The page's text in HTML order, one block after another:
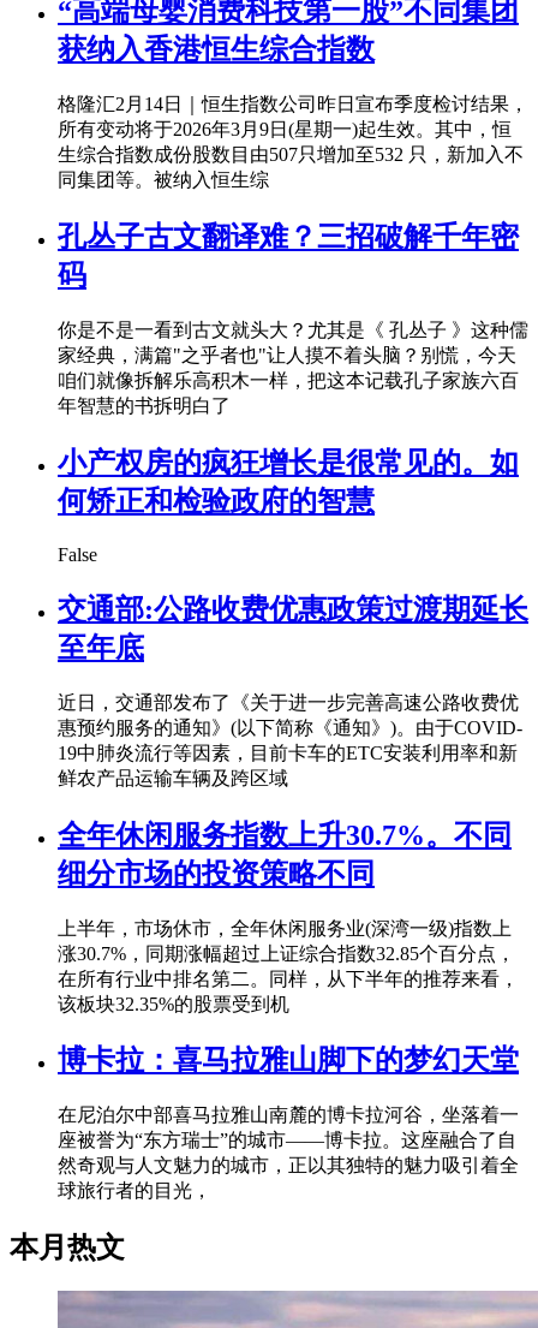
“高端母婴消费科技第一股”不同集团
获纳入香港恒生综合指数
格隆汇2月14日｜恒生指数公司昨日宣布季度检讨结果，
所有变动将于2026年3月9日(星期一)起生效。其中，恒
生综合指数成份股数目由507只增加至532 只，新加入不
同集团等。被纳入恒生综
孔丛子古文翻译难？三招破解千年密
码
你是不是一看到古文就头大？尤其是《 孔丛子 》这种儒
家经典，满篇"之乎者也"让人摸不着头脑？别慌，今天
咱们就像拆解乐高积木一样，把这本记载孔子家族六百
年智慧的书拆明白了
小产权房的疯狂增长是很常见的。如
何矫正和检验政府的智慧
False
交通部:公路收费优惠政策过渡期延长
至年底
近日，交通部发布了《关于进一步完善高速公路收费优
惠预约服务的通知》(以下简称《通知》)。由于COVID-
19中肺炎流行等因素，目前卡车的ETC安装利用率和新
鲜农产品运输车辆及跨区域
全年休闲服务指数上升30.7%。不同
细分市场的投资策略不同
上半年，市场休市，全年休闲服务业(深湾一级)指数上
涨30.7%，同期涨幅超过上证综合指数32.85个百分点，
在所有行业中排名第二。同样，从下半年的推荐来看，
该板块32.35%的股票受到机
博卡拉：喜马拉雅山脚下的梦幻天堂
在尼泊尔中部喜马拉雅山南麓的博卡拉河谷，坐落着一
座被誉为“东方瑞士”的城市——博卡拉。这座融合了自
然奇观与人文魅力的城市，正以其独特的魅力吸引着全
球旅行者的目光，
本月热文